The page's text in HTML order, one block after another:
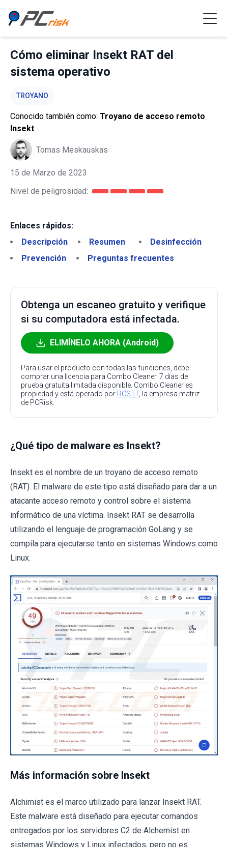
Cómo eliminar Insekt RAT del
sistema operativo
TROYANO
Conocido también como: Troyano de acceso remoto
Insekt
Tomas Meskauskas
15 de Marzo de 2023
Nivel de peligrosidad:
Enlaces rápidos:
Descripción
Resumen
Desinfección
Prevención
Preguntas frecuentes
Obtenga un escaneo gratuito y verifique
si su computadora está infectada.
ELIMÍNELO AHORA (Android)
Para usar el producto con todas las funciones, debe
comprar una licencia para Combo Cleaner. 7 días de
prueba gratuita limitada disponible. Combo Cleaner es
propiedad y está operado por RCS LT, la empresa matriz
de PCRisk.
¿Qué tipo de malware es Insekt?
Insekt es el nombre de un troyano de acceso remoto
(RAT). El malware de este tipo está diseñado para dar a un
atacante acceso remoto y control sobre el sistema
informático de una víctima. Insekt RAT se desarrolla
utilizando el lenguaje de programación GoLang y se
compila para ejecutarse tanto en sistemas Windows como
Linux.
Más información sobre Insekt
Alchimist es el marco utilizado para lanzar Insekt RAT.
Este malware está diseñado para ejecutar comandos
entregados por los servidores C2 de Alchemist en
sistemas Windows y Linux infectados, pero no es